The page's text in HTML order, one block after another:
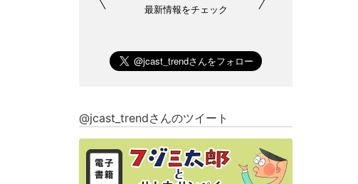
最新情報をチェック
@jcast_trendさんのツイート